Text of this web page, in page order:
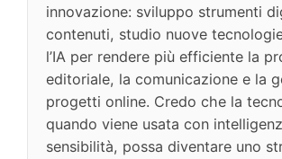
innovazione: sviluppo strumenti
contenuti, studio nuove
l’IA per rendere più efficiente la
editoriale, la comunicazione e la
progetti online. Credo che la
quando viene usata con
sensibilità, possa diventare uno